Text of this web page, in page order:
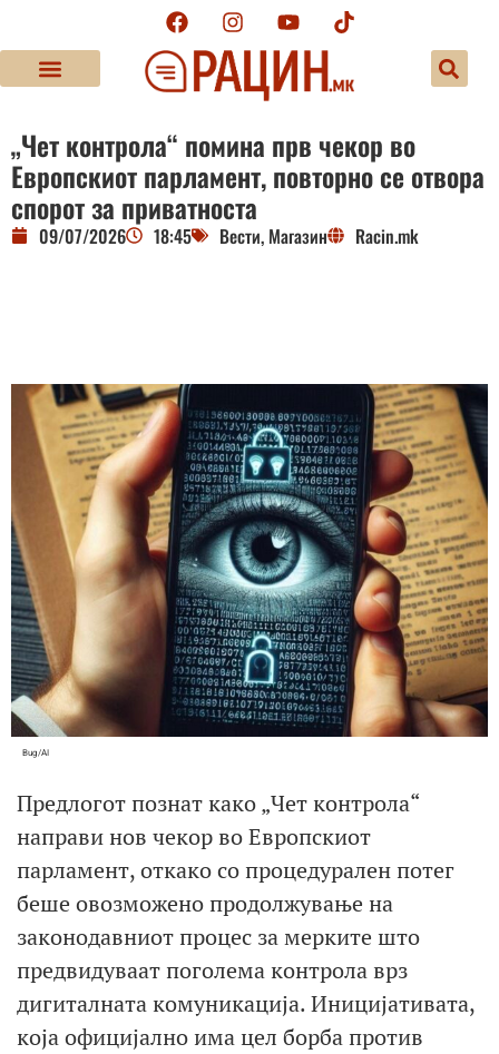
„Чет контрола“ помина прв чекор во
Европскиот парламент, повторно се отвора
спорот за приватноста
09/07/2026 18:45 Вести, Магазин Racin.mk
Bug/AI
Предлогот познат како „Чет контрола“
направи нов чекор во Европскиот
парламент, откако со процедурален потег
беше овозможено продолжување на
законодавниот процес за мерките што
предвидуваат поголема контрола врз
дигиталната комуникација. Иницијативата,
која официјално има цел борба против